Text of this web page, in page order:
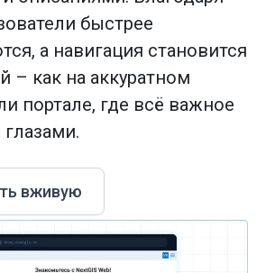
быстрее
а навигация становится
– как на аккуратном
портале, где всё важное
глазами.
вживую